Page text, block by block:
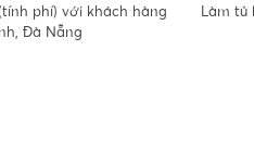
phí) với khách hàng
Đà Nẵng
Làm tủ